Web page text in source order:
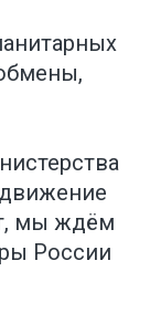
мы ждём
России